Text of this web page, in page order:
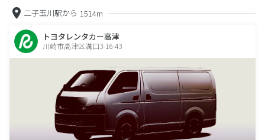
二子玉川駅から 1514m
トヨタレンタカー高津
川崎市高津区溝口3-16-43